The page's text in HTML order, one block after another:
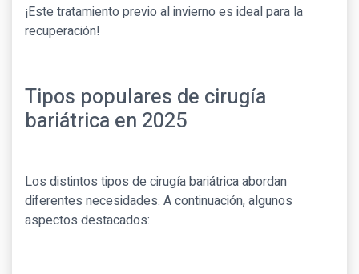
¡Este tratamiento previo al invierno es ideal para la
recuperación!
Tipos populares de cirugía
bariátrica en 2025
Los distintos tipos de cirugía bariátrica abordan
diferentes necesidades. A continuación, algunos
aspectos destacados: